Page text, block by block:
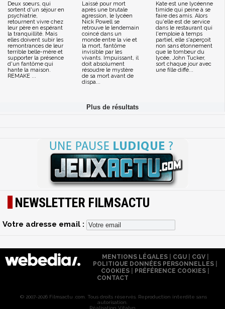
Deux soeurs, qui
sortent d'un séjour en
psychiatrie,
retournent vivre chez
leur père en espérant
la tranquillité. Mais
elles doivent subir les
remontrances de leur
terrible belle-mère et
supporter la présence
d'un fantôme qui
hante la maison.
REMAKE ...
Laissé pour mort
après une brutale
agression, le lycéen
Nick Powell se
retrouve le lendemain
coincé dans un
monde entre la vie et
la mort, fantôme
invisible par les
vivants. Impuissant, il
doit absolument
résoudre le mystère
de sa mort avant de
dispa...
Kate est une lycéenne
timide qui peine à se
faire des amis. Alors
qu'elle est de service
dans le restaurant qui
l'emploie à temps
partiel, elle s'aperçoit
non sans étonnement
que le tombeur du
lycée, John Tucker,
sort chaque jour avec
une fille diffé...
NEWSLETTER FILMSACTU
Votre adresse email :
MENTIONS LÉGALES| CGU| CGV|
POLITIQUE DONNÉES PERSONNELLES
COOKIES
PRÉFÉRENCE COOKIES
CONTACT
© 2007-2026 Filmsactu .com. Tous droits réservés. Reproduction interdite sans
autorisation.
Réalisation Vitalyn